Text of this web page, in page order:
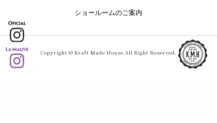
ショールームのご案内
Copyright © Kraft Made House All Right Reserved.